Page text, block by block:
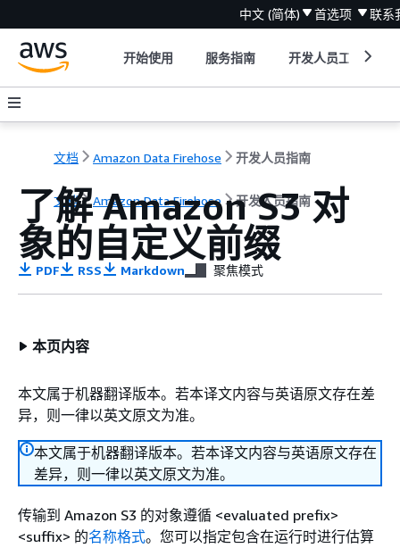
中文 (简体) 首选项 联系
开始使用 服务指南 开发人员工具
文档 Amazon Data Firehose 开发人员指南
文档 Amazon Data Firehose 开发人员指南
了解 Amazon S3 对
象的自定义前缀
PDF RSS Markdown 聚焦模式
本页内容
本文属于机器翻译版本。若本译文内容与英语原文存在差
异，则一律以英文原文为准。
本文属于机器翻译版本。若本译文内容与英语原文存在
差异，则一律以英文原文为准。
传输到 Amazon S3 的对象遵循 <evaluated prefix>
<suffix> 的名称格式。您可以指定包含在运行时进行估算